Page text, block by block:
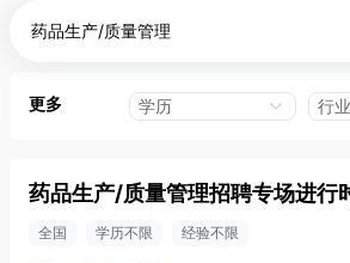
更多 学历 行业
药品生产/质量管理招聘专场进行
全国 学历不限 经验不限